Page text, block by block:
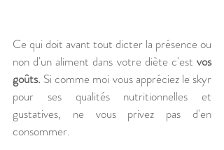
Ce qui doit avant tout dicter la présence ou
non d'un aliment dans votre diète c'est vos
goûts. Si comme moi vous appréciez le skyr
pour ses qualités nutritionnelles et
gustatives, ne vous privez pas d'en
consommer.